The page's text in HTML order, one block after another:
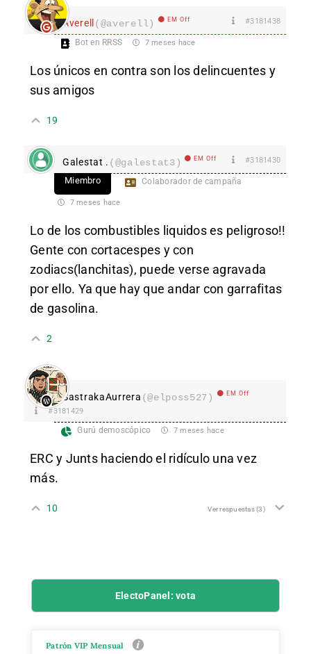
Averell(@averell) EM Off #3181438
Bot en RRSS 7 meses hace
Los únicos en contra son los delincuentes y
sus amigos
19
Galestat . (@galestat3) EM Off #3181430
Miembro Colaborador de campaña
7 meses hace
Lo de los combustibles liquidos es peligroso!!
Gente con cortacespes y con
zodiacs(lanchitas), puede verse agravada
por ello. Ya que hay que andar con garrafitas
de gasolina.
2
SastrakaAurrera (@elposs527) EM Off
#3181429
Gurú demoscópico 7 meses hace
ERC y Junts haciendo el ridículo una vez
más.
10 Ver respuestas(3)
ElectoPanel: vota
Patrón VIP Mensual